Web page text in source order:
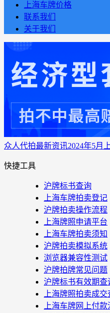
上海车牌价格
联系我们
关于我们
众人代拍最新资讯2024年5月
快捷工具
沪牌标书查询
上海车牌拍卖登记
沪牌拍卖操作流程
上海牌照申请平台
上海车牌拍卖须知
沪牌拍卖模拟系统
浏览器兼容性测试
沪牌拍牌常见问题
沪牌标书有效期查
上海牌照拍卖成交
上海车牌网上付款